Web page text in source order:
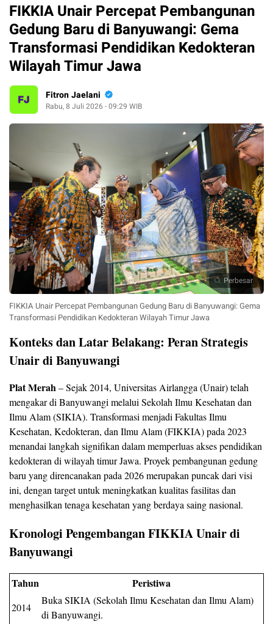
FIKKIA Unair Percepat Pembangunan
Gedung Baru di Banyuwangi: Gema
Transformasi Pendidikan Kedokteran
Wilayah Timur Jawa
Fitron Jaelani
Rabu, 8 Juli 2026 - 09:29 WIB
Perbesar
FIKKIA Unair Percepat Pembangunan Gedung Baru di Banyuwangi: Gema
Transformasi Pendidikan Kedokteran Wilayah Timur Jawa
Konteks dan Latar Belakang: Peran Strategis
Unair di Banyuwangi
Plat Merah– Sejak 2014, Universitas Airlangga (Unair) telah
mengakar di Banyuwangi melalui Sekolah Ilmu Kesehatan dan
Ilmu Alam (SIKIA). Transformasi menjadi Fakultas Ilmu
Kesehatan, Kedokteran, dan Ilmu Alam (FIKKIA) pada 2023
menandai langkah signifikan dalam memperluas akses pendidikan
kedokteran di wilayah timur Jawa. Proyek pembangunan gedung
baru yang direncanakan pada 2026 merupakan puncak dari visi
ini, dengan target untuk meningkatkan kualitas fasilitas dan
menghasilkan tenaga kesehatan yang berdaya saing nasional.
Kronologi Pengembangan FIKKIA Unair di
Banyuwangi
Tahun Peristiwa
2014
Buka SIKIA (Sekolah Ilmu Kesehatan dan Ilmu Alam)
di Banyuwangi.